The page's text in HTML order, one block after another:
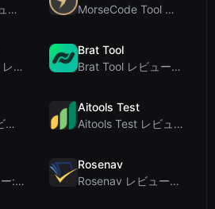
PIS Tester レビュー：偽の友達を暴く、AI完全排除の友情クイズ
MorseCode Tool レビュー：音声と光を備えた無料オンラインテキスト⇔モールス信号変換ツー...
Name LoveTest レビュー：プライバシー重視で画像を共有できる恋愛相性計算ツール
Brat Tool
Brat Tool レビュー：無料のCharli XCX風Bratテキスト生成ツール
Letters Font レビュー：Instagramなどで使える無料Unicodeフォントジェネレ...
Aitools Test
Aitools Test レビュー：無料ブラウザベースのAI検出器、トークンカウンター、コスト見積も...
JCP Tool レビュー: JSON、CSV、YAML、XML対応の無料クライアントサイドデータ変...
Rosenav
Rosenav レビュー：無料オンラインコサイン類似度チェッカー＆テキスト差分ツール